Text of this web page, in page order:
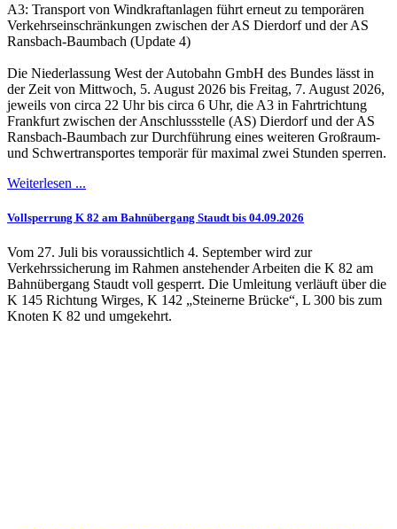
A3: Transport von Windkraftanlagen führt erneut zu temporären
Verkehrseinschränkungen zwischen der AS Dierdorf und der AS
Ransbach-Baumbach (Update 4)
Die Niederlassung West der Autobahn GmbH des Bundes lässt in
der Zeit von Mittwoch, 5. August 2026 bis Freitag, 7. August 2026,
jeweils von circa 22 Uhr bis circa 6 Uhr, die A3 in Fahrtrichtung
Frankfurt zwischen der Anschlussstelle (AS) Dierdorf und der AS
Ransbach-Baumbach zur Durchführung eines weiteren Großraum-
und Schwertransportes temporär für maximal zwei Stunden sperren.
Weiterlesen ...
Vollsperrung K 82 am Bahnübergang Staudt bis 04.09.2026
Vom 27. Juli bis voraussichtlich 4. September wird zur
Verkehrssicherung im Rahmen anstehender Arbeiten die K 82 am
Bahnübergang Staudt voll gesperrt. Die Umleitung verläuft über die
K 145 Richtung Wirges, K 142 „Steinerne Brücke“, L 300 bis zum
Knoten K 82 und umgekehrt.